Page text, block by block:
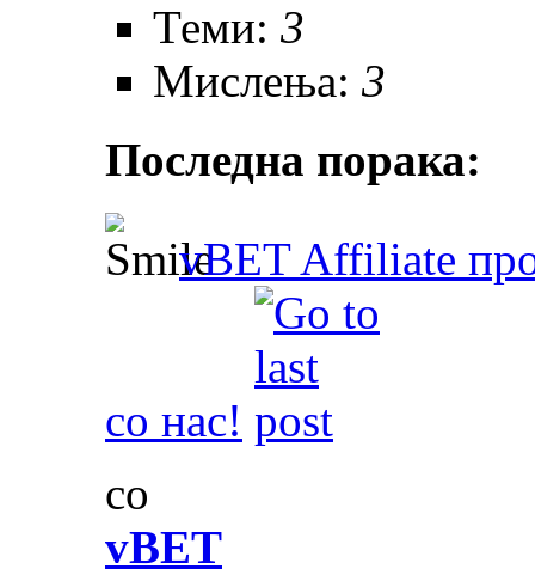
Теми: 3
Мислења: 3
Последна порака:
vBET Affiliate
со нас!
со
vBET